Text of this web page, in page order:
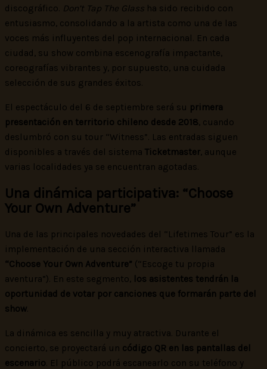
discográfico. Don’t Tap The Glass ha sido recibido con
entusiasmo, consolidando a la artista como una de las
voces más influyentes del pop internacional. En cada
ciudad, su show combina escenografía impactante,
coreografías vibrantes y, por supuesto, una cuidada
selección de sus grandes éxitos.
El espectáculo del 6 de septiembre será su primera
presentación en territorio chileno desde 2018, cuando
deslumbró con su tour “Witness”. Las entradas siguen
disponibles a través del sistema Ticketmaster, aunque
varias localidades ya se encuentran agotadas.
Una dinámica participativa: “Choose
Your Own Adventure”
Una de las principales novedades del “Lifetimes Tour” es la
implementación de una sección interactiva llamada
“Choose Your Own Adventure” (“Escoge tu propia
aventura”). En este segmento, los asistentes tendrán la
oportunidad de votar por canciones que formarán parte del
show.
La dinámica es sencilla y muy atractiva. Durante el
concierto, se proyectará un código QR en las pantallas del
escenario. El público podrá escanearlo con su teléfono y